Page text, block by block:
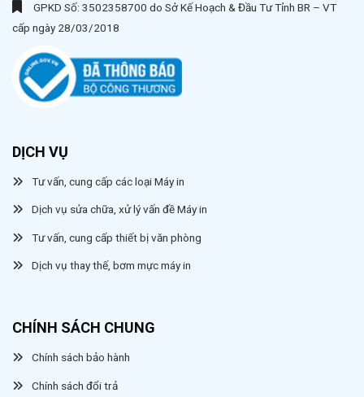
GPKD Số: 3502358700 do Sở Kế Hoạch & Đầu Tư Tỉnh BR – VT
cấp ngày 28/03/2018
DỊCH VỤ
Tư vấn, cung cấp các loại Máy in
Dịch vụ sửa chữa, xử lý vấn đề Máy in
Tư vấn, cung cấp thiết bị văn phòng
Dịch vụ thay thế, bơm mực máy in
CHÍNH SÁCH CHUNG
Chính sách bảo hành
Chính sách đổi trả